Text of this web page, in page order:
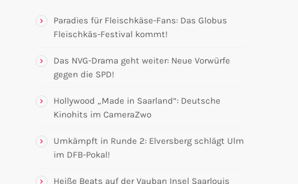
Paradies für Fleischkäse-Fans: Das Globus
Fleischkäs-Festival kommt!
Das NVG-Drama geht weiter: Neue Vorwürfe
gegen die SPD!
Hollywood „Made in Saarland“: Deutsche
Kinohits im CameraZwo
Umkämpft in Runde 2: Elversberg schlägt Ulm
im DFB-Pokal!
Heiße Beats auf der Vauban Insel Saarlouis